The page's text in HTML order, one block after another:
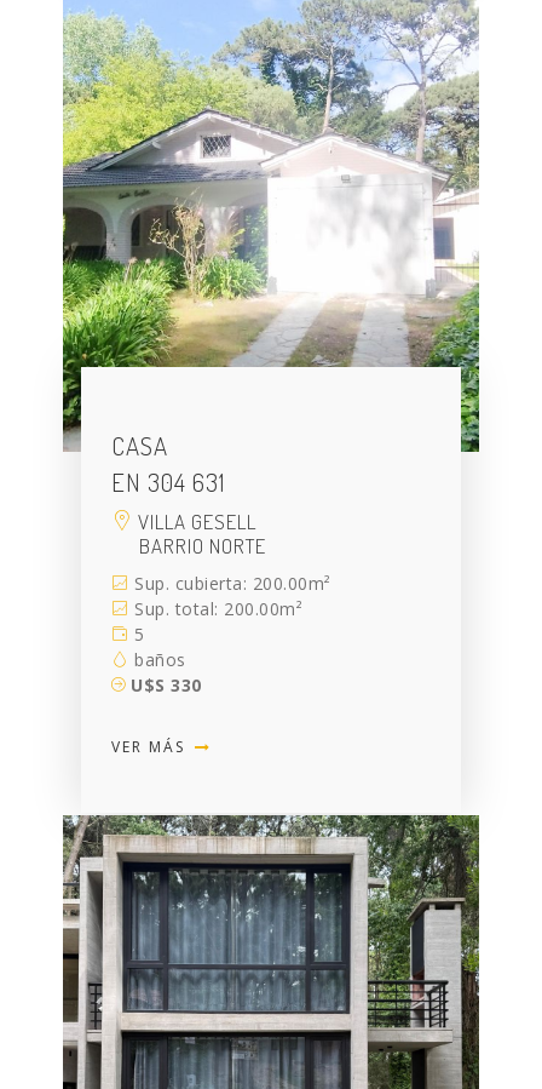
CASA
EN 304 631
VILLA GESELL
BARRIO NORTE
Sup. cubierta: 200.00m²
Sup. total: 200.00m²
5
baños
U$S 330
VER MÁS